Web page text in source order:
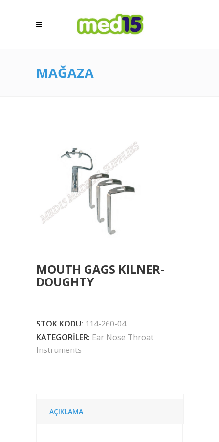
MAĞAZA
MOUTH GAGS KILNER-
DOUGHTY
STOK KODU: 114-260-04
KATEGORILER: Ear Nose Throat
Instruments
AÇIKLAMA